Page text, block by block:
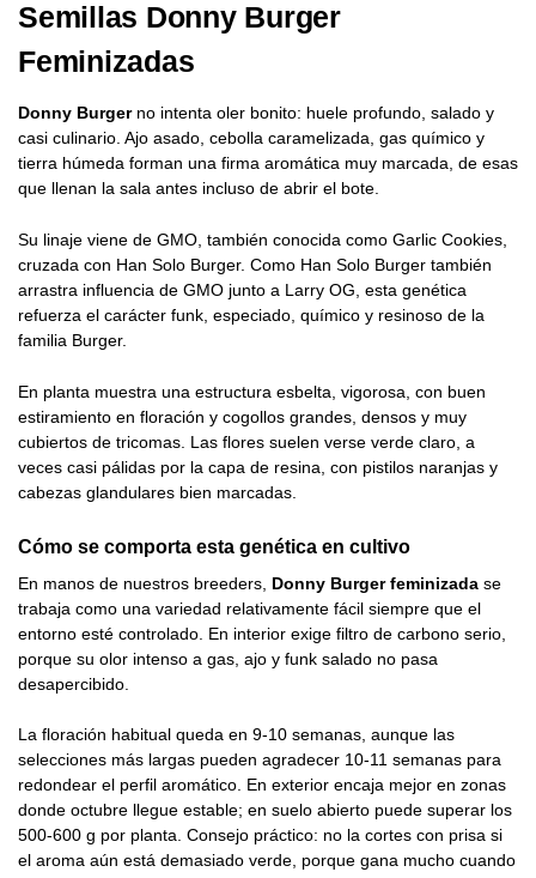
Semillas Donny Burger
Feminizadas
Donny Burgerno intenta oler bonito: huele profundo, salado y
casi culinario. Ajo asado, cebolla caramelizada, gas químico y
tierra húmeda forman una firma aromática muy marcada, de esas
que llenan la sala antes incluso de abrir el bote.
Su linaje viene de GMO, también conocida como Garlic Cookies,
cruzada con Han Solo Burger. Como Han Solo Burger también
arrastra influencia de GMO junto a Larry OG, esta genética
refuerza el carácter funk, especiado, químico y resinoso de la
familia Burger.
En planta muestra una estructura esbelta, vigorosa, con buen
estiramiento en floración y cogollos grandes, densos y muy
cubiertos de tricomas. Las flores suelen verse verde claro, a
veces casi pálidas por la capa de resina, con pistilos naranjas y
cabezas glandulares bien marcadas.
Cómo se comporta esta genética en cultivo
En manos de nuestros breeders, Donny Burger feminizada se
trabaja como una variedad relativamente fácil siempre que el
entorno esté controlado. En interior exige filtro de carbono serio,
porque su olor intenso a gas, ajo y funk salado no pasa
desapercibido.
La floración habitual queda en 9-10 semanas, aunque las
selecciones más largas pueden agradecer 10-11 semanas para
redondear el perfil aromático. En exterior encaja mejor en zonas
donde octubre llegue estable; en suelo abierto puede superar los
500-600 g por planta. Consejo práctico: no la cortes con prisa si
el aroma aún está demasiado verde, porque gana mucho cuando